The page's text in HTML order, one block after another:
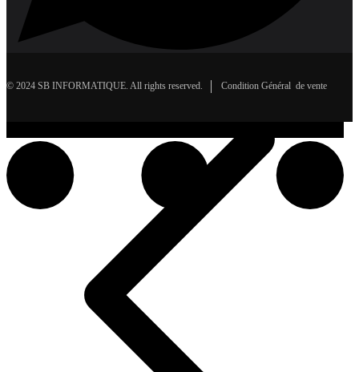
© 2024 SB INFORMATIQUE. All rights reserved. Condition Général de vente